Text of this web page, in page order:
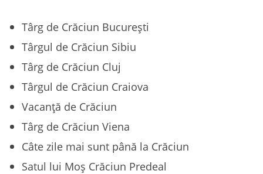
Târg de Crăciun București
Târgul de Crăciun Sibiu
Târg de Crăciun Cluj
Târgul de Crăciun Craiova
Vacanță de Crăciun
Târg de Crăciun Viena
Câte zile mai sunt până la Crăciun
Satul lui Moș Crăciun Predeal